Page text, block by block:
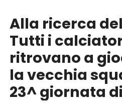
Alla ricerca
Tutti i
ritrovano a
la vecchia
23^ giornata